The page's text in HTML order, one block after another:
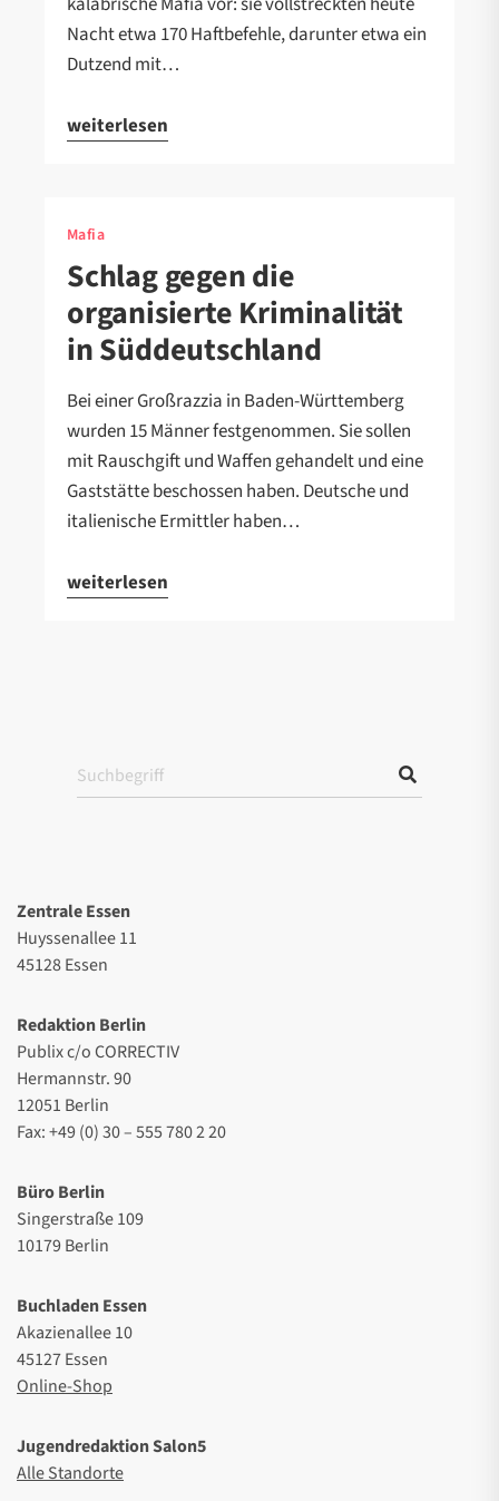
Nacht etwa 170 Haftbefehle, darunter etwa ein
Dutzend mit…
weiterlesen
Mafia
Schlag gegen die
organisierte Kriminalität
in Süddeutschland
Bei einer Großrazzia in Baden-Württemberg
wurden 15 Männer festgenommen. Sie sollen
mit Rauschgift und Waffen gehandelt und eine
Gaststätte beschossen haben. Deutsche und
italienische Ermittler haben…
weiterlesen
Zentrale Essen
Huyssenallee 11
45128 Essen
Redaktion Berlin
Publix c/o CORRECTIV
Hermannstr. 90
12051 Berlin
Fax: +49 (0) 30 – 555 780 2 20
Büro Berlin
Singerstraße 109
10179 Berlin
Buchladen Essen
Akazienallee 10
45127 Essen
Online-Shop
Jugendredaktion Salon5
Alle Standorte